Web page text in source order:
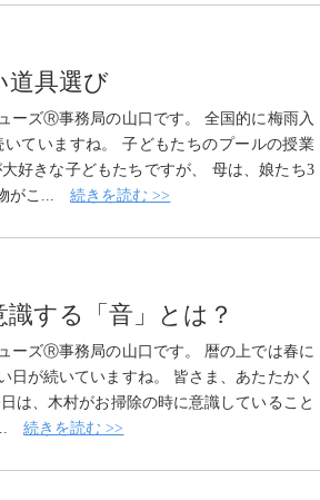
道具選び
ーズⓇ事務局の山口です。 全国的に梅雨入
ていますね。 子どもたちのプールの授業
好きな子どもたちですが、 母は、娘たち3
物がこ...続きを読む >>
する「音」とは？
ーズⓇ事務局の山口です。 暦の上では春に
日が続いていますね。 皆さま、あたたかく
は、木村がお掃除の時に意識していること
...続きを読む >>